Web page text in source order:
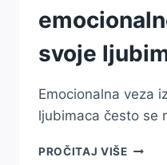
svoje
Emocionalna veza
ljubimaca često se
PROČITAJ VIŠE ZAŠTO